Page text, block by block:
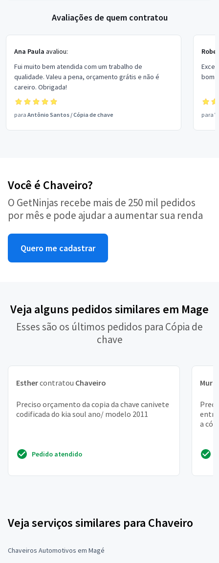
Avaliações de quem contratou
Ana Paula avaliou:
Fui muito bem atendida com um trabalho de
qualidade. Valeu a pena, orçamento grátis e não é
careiro. Obrigada!
para Antônio Santos /Cópia de chave
bom
para
Você é Chaveiro?
O GetNinjas recebe mais de 250 mil pedidos
por mês e pode ajudar a aumentar sua renda
Quero me cadastrar
Veja alguns pedidos similares em Mage
Esses são os últimos pedidos para Cópia de
chave
Esthercontratou Chaveiro
Preciso orçamento da copia da chave canivete
codificada do kia soul ano/ modelo 2011
Pedido atendido
a
Veja serviços similares para Chaveiro
Chaveiros Automotivos em Magé